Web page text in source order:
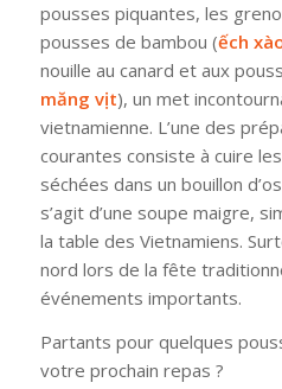
pousses piquantes, les
pousses de bambou (ếch
nouille au canard et aux
măng vịt), un met
vietnamienne. L’une des
courantes consiste à cuire
séchées dans un bouillon
s’agit d’une soupe maigre,
la table des Vietnamiens.
nord lors de la fête
événements importants.
Partants pour quelques
votre prochain repas ?